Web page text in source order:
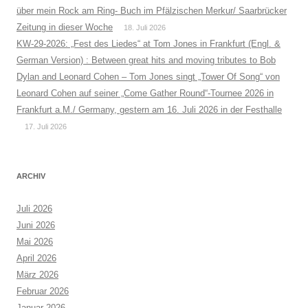
über mein Rock am Ring- Buch im Pfälzischen Merkur/ Saarbrücker
Zeitung in dieser Woche
18. Juli 2026
KW-29-2026: „Fest des Liedes“ at Tom Jones in Frankfurt (Engl. &
German Version) : Between great hits and moving tributes to Bob
Dylan and Leonard Cohen – Tom Jones singt „Tower Of Song“ von
Leonard Cohen auf seiner „Come Gather Round“-Tournee 2026 in
Frankfurt a.M./ Germany, gestern am 16. Juli 2026 in der Festhalle
17. Juli 2026
ARCHIV
Juli 2026
Juni 2026
Mai 2026
April 2026
März 2026
Februar 2026